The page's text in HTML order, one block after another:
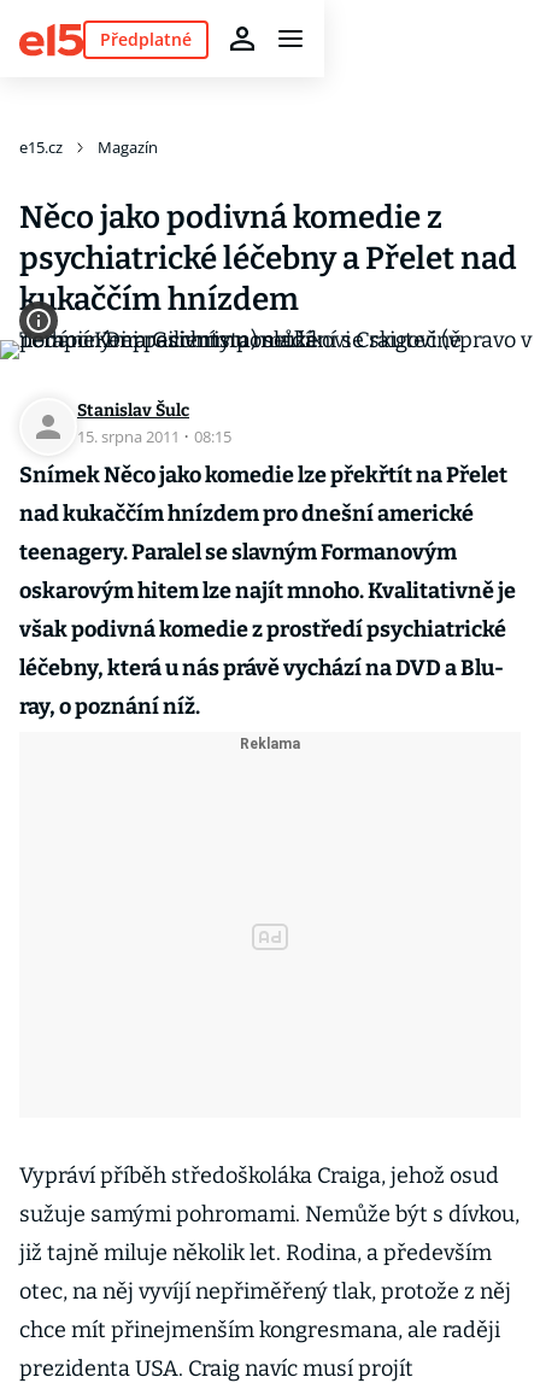
Předplatné
e15.cz Magazín
Něco jako podivná komedie z
psychiatrické léčebny a Přelet nad
kukaččím hnízdem
Stanislav Šulc
15. srpna 2011 · 08:15
Snímek Něco jako komedie lze překřtít na Přelet
nad kukaččím hnízdem pro dnešní americké
teenagery. Paralel se slavným Formanovým
oskarovým hitem lze najít mnoho. Kvalitativně je
však podivná komedie z prostředí psychiatrické
léčebny, která u nás právě vychází na DVD a Blu-
ray, o poznání níž.
Vypráví příběh středoškoláka Craiga, jehož osud
sužuje samými pohromami. Nemůže být s dívkou,
již tajně miluje několik let. Rodina, a především
otec, na něj vyvíjí nepřiměřený tlak, protože z něj
chce mít přinejmenším kongresmana, ale raději
prezidenta USA. Craig navíc musí projít